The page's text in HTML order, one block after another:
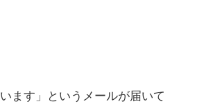
ます」というメールが届いて